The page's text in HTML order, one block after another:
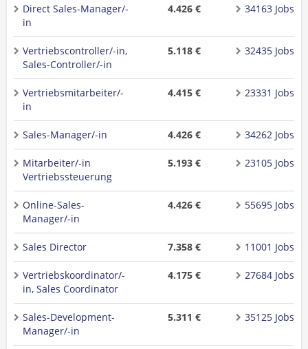
Direct Sales-Manager/-
in
4.426 € 34163 Jobs
Vertriebscontroller/-in,
Sales-Controller/-in
5.118 € 32435 Jobs
Vertriebsmitarbeiter/-
in
4.415 € 23331 Jobs
Sales-Manager/-in 4.426 € 34262 Jobs
Mitarbeiter/-in
Vertriebssteuerung
5.193 € 23105 Jobs
Online-Sales-
Manager/-in
4.426 € 55695 Jobs
Sales Director 7.358 € 11001 Jobs
Vertriebskoordinator/-
in, Sales Coordinator
4.175 € 27684 Jobs
Sales-Development-
Manager/-in
5.311 € 35125 Jobs